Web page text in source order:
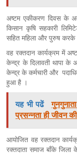
अष्टम एकीकरण दिवस के
किसान कृषि सहकारी
सहित महिला और पुरुष करके
वह रक्तदान कार्यक्रम में
केन्द्र के दिलावती थापा के
केन्द्र के कर्मचारी और
हुआ है ।
यह भी पढें
प्रसन्नता ही जीवन
आयोजित वह रक्तदान
रक्तदाता समाज बाँके